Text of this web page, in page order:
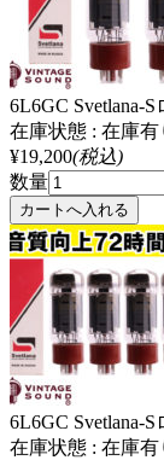
6L6GC Svetlana-
在庫状態 : 在庫有
¥19,200(税込)
数量
6L6GC Svetlana-
在庫状態 : 在庫有